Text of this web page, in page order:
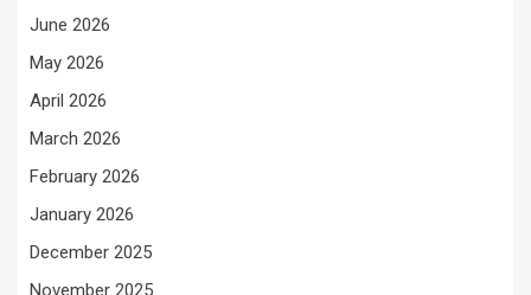
June 2026
May 2026
April 2026
March 2026
February 2026
January 2026
December 2025
November 2025